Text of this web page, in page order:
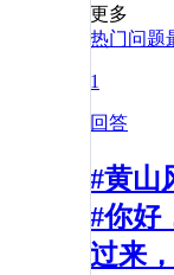
更多
热门问题
1
回答
#黄山
#你好
过来